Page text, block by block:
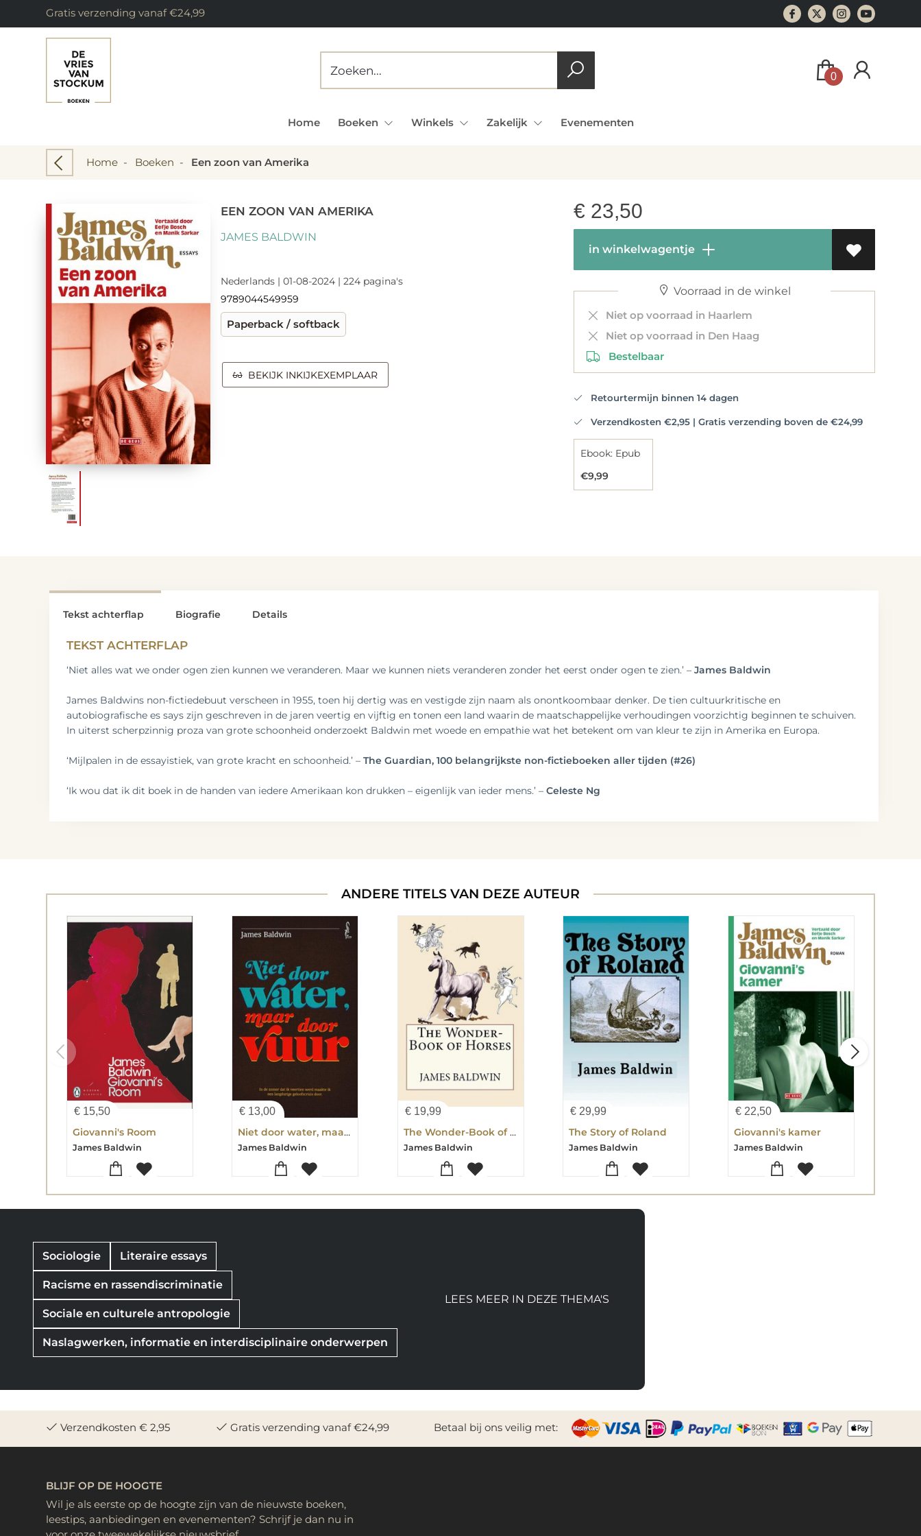
Gratis verzending vanaf €24,99
0
Home Boeken Winkels Zakelijk Evenementen
Home - Boeken - Een zoon van Amerika
EEN ZOON VAN AMERIKA
JAMES BALDWIN
Nederlands | 01-08-2024 | 224 pagina's
9789044549959
Paperback / softback
BEKIJK INKIJKEXEMPLAAR
€ 23,50
in winkelwagentje
Voorraad in de winkel
Niet op voorraad in Haarlem
Niet op voorraad in Den Haag
Bestelbaar
Retourtermijn binnen 14 dagen
Verzendkosten €2,95 | Gratis verzending boven de €24,99
Ebook: Epub
€9,99
Tekst achterflap
TEKST ACHTERFLAP
‘Niet alles wat we onder ogen zien kunnen we veranderen. Maar we kunnen niets veranderen zonder het eerst onder ogen te zien.’ – James Baldwin
James Baldwins non-fictiedebuut verscheen in 1955, toen hij dertig was en vestigde zijn naam als onontkoombaar denker. De tien cultuurkritische en
autobiografische es says zijn geschreven in de jaren veertig en vijftig en tonen een land waarin de maatschappelijke verhoudingen voorzichtig beginnen te schuiven.
In uiterst scherpzinnig proza van grote schoonheid onderzoekt Baldwin met woede en empathie wat het betekent om van kleur te zijn in Amerika en Europa.
‘Mijlpalen in de essayistiek, van grote kracht en schoonheid.’ – The Guardian, 100 belangrijkste non-fictieboeken aller tijden (#26)
‘Ik wou dat ik dit boek in de handen van iedere Amerikaan kon drukken – eigenlijk van ieder mens.’ – Celeste Ng
Biografie Details
ANDERE TITELS VAN DEZE AUTEUR
€ 15,50
Giovanni's Room
James Baldwin
€ 13,00
Niet door water, maar door vuur
James Baldwin
€19,99
The Wonder-Book of Horses
James Baldwin
€29,99
The Story of Roland
James Baldwin
€ 22,50
Giovanni's kamer
James Baldwin
Sociologie Literaire essays
Racisme en rassendiscriminatie
Sociale en culturele antropologie
Naslagwerken, informatie en interdisciplinaire onderwerpen
LEES MEER IN DEZE THEMA'S
Verzendkosten € 2,95 Gratis verzending vanaf €24,99 Betaal bij ons veilig met:
BLIJF OP DE HOOGTE
Wil je als eerste op de hoogte zijn van de nieuwste boeken,
leestips, aanbiedingen en evenementen? Schrijf je dan nu in